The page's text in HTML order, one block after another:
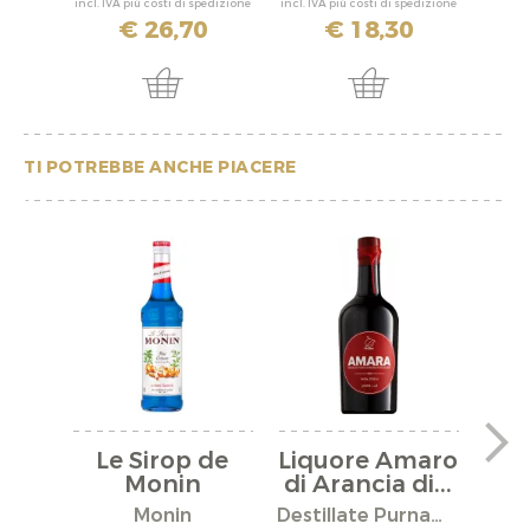
incl. IVA più costi di spedizione
€ 26,70
incl. IVA più costi di spedizione
€ 18,30
TI POTREBBE ANCHE PIACERE
Le Sirop de
Monin
Curacao Blue
Monin
Liquore Amaro
di Arancia di...
Destillate Purnamh
Le